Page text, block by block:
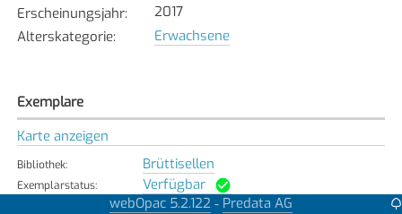
Erscheinungsjahr:
2017
Alterskategorie: Erwachsene
Exemplare
Karte anzeigen
Bibliothek: Brüttisellen
Exemplarstatus:
Verfügbar
webOpac 5.2.122 - Predata AG